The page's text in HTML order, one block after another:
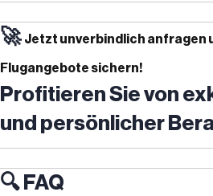
🚀 Jetzt unverbindlich anfragen
Flugangebote sichern!
Profitieren Sie von
und persönlicher
🔍 FAQ